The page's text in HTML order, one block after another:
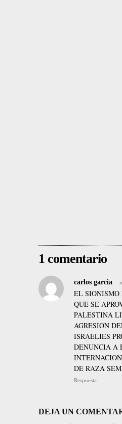
1 comentario
carlos garcia
EL
QUE SE
PALESTINA
AGRESION
ISRAELIES
DENUNCIA A
DE RAZA
Respuesta
DEJA UN